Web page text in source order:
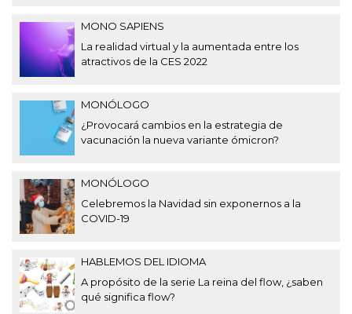
MONO SAPIENS
La realidad virtual y la aumentada entre los
atractivos de la CES 2022
MONÓLOGO
¿Provocará cambios en la estrategia de
vacunación la nueva variante ómicron?
MONÓLOGO
Celebremos la Navidad sin exponernos a la
COVID-19
HABLEMOS DEL IDIOMA
A propósito de la serie La reina del flow, ¿saben
qué significa flow?